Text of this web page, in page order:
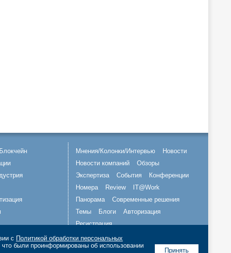
Блокчейн
Мнения/Колонки/Интервью
Новости
Новости компаний
Обзоры
Экспертиза
События
Конференции
Номера
Review
IT@Work
Панорама
Современные решения
Темы
Блоги
Авторизация
Регистрация
Подписывайтесь на нас
Принять
с Политикой обработки персональных
были проинформированы об использовании